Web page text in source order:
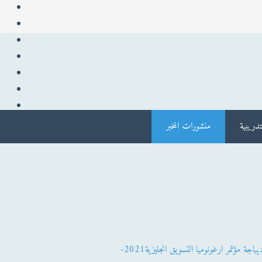
منشورات المخبر
ديباجة مؤتمر ارغونوميا التسويق انجليزية2021-